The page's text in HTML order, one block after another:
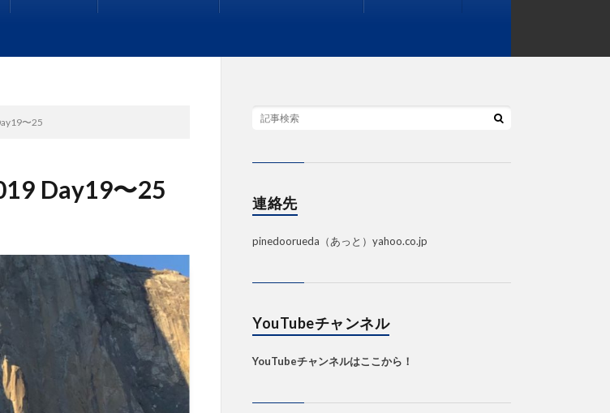
〜25
Day19〜25 連絡先
pinedoorueda（あっと）yahoo.co.jp
YouTubeチャンネル
YouTubeチャンネルはここから！